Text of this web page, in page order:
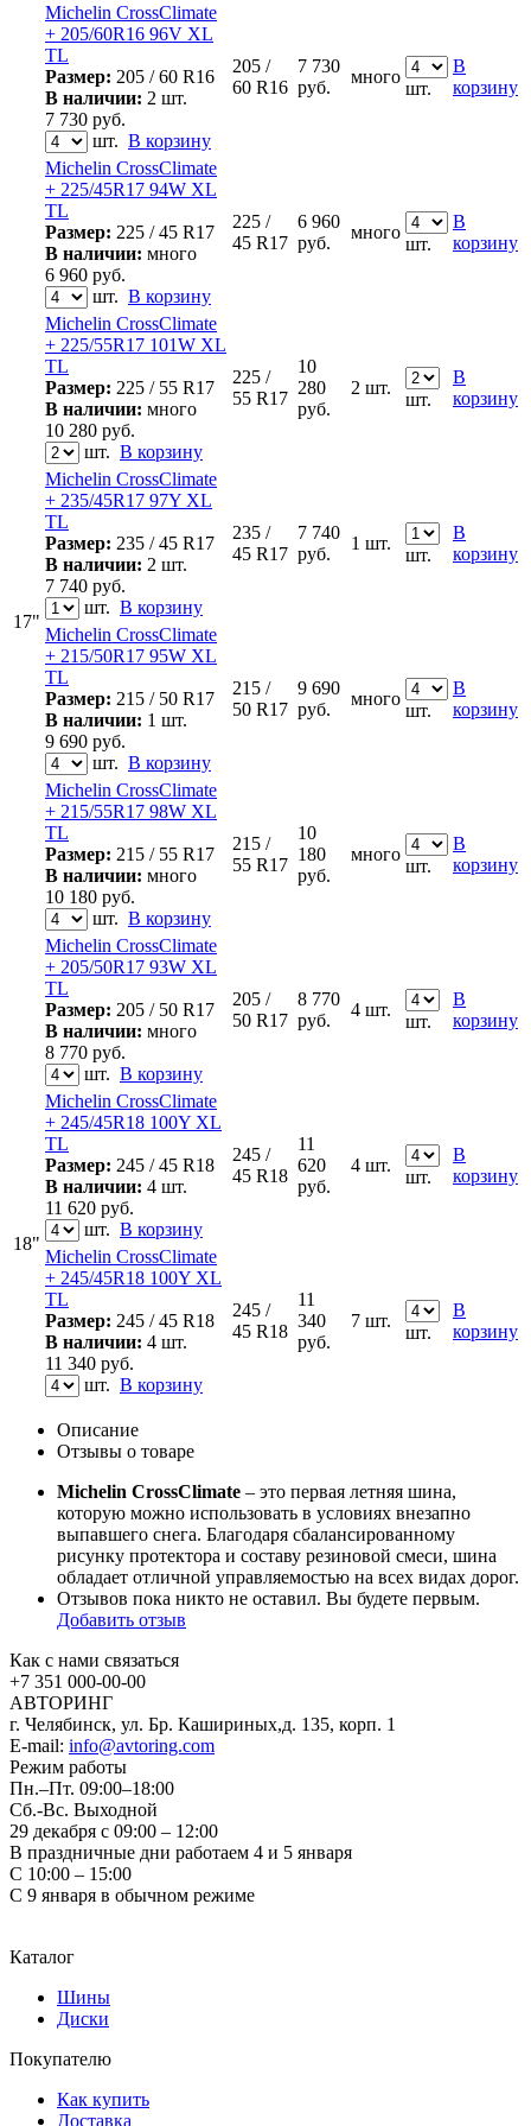
Michelin CrossClimate
+ 205/60R16 96V XL
TL
Размер: 205 / 60 R16
В наличии: 2 шт.
7 730 руб.
шт. В корзину
205 /
60 R16
7 730
руб.
много
шт.
В
корзину
17"
Michelin CrossClimate
+ 225/45R17 94W XL
TL
Размер: 225 / 45 R17
В наличии: много
6 960 руб.
шт. В корзину
225 /
45 R17
6 960
руб.
много
шт.
В
корзину
Michelin CrossClimate
+ 225/55R17 101W XL
TL
Размер: 225 / 55 R17
В наличии: много
10 280 руб.
шт. В корзину
225 /
55 R17
10
280
руб.
2 шт.
шт.
В
корзину
Michelin CrossClimate
+ 235/45R17 97Y XL
TL
Размер: 235 / 45 R17
В наличии: 2 шт.
7 740 руб.
шт. В корзину
235 /
45 R17
7 740
руб.
1 шт.
шт.
В
корзину
Michelin CrossClimate
+ 215/50R17 95W XL
TL
Размер: 215 / 50 R17
В наличии: 1 шт.
9 690 руб.
шт. В корзину
215 /
50 R17
9 690
руб.
много
шт.
В
корзину
Michelin CrossClimate
+ 215/55R17 98W XL
TL
Размер: 215 / 55 R17
В наличии: много
10 180 руб.
шт. В корзину
215 /
55 R17
10
180
руб.
много
шт.
В
корзину
Michelin CrossClimate
+ 205/50R17 93W XL
TL
Размер: 205 / 50 R17
В наличии: много
8 770 руб.
шт. В корзину
205 /
50 R17
8 770
руб.
4 шт.
шт.
В
корзину
18"
Michelin CrossClimate
+ 245/45R18 100Y XL
TL
Размер: 245 / 45 R18
В наличии: 4 шт.
11 620 руб.
шт. В корзину
245 /
45 R18
11
620
руб.
4 шт.
шт.
В
корзину
Michelin CrossClimate
+ 245/45R18 100Y XL
TL
Размер: 245 / 45 R18
В наличии: 4 шт.
11 340 руб.
шт. В корзину
245 /
45 R18
11
340
руб.
7 шт.
шт.
В
корзину
Описание
Отзывы о товаре
Michelin CrossClimate – это первая летняя шина,
которую можно использовать в условиях внезапно
выпавшего снега. Благодаря сбалансированному
рисунку протектора и составу резиновой смеси, шина
обладает отличной управляемостью на всех видах дорог.
Отзывов пока никто не оставил. Вы будете первым.
Добавить отзыв
Как с нами связаться
+7 351 000-00-00
АВТОРИНГ
г. Челябинск, ул. Бр. Кашириных,д. 135, корп. 1
E-mail: info@avtoring.com
Режим работы
Пн.–Пт. 09:00–18:00
Сб.-Вс. Выходной
29 декабря с 09:00 – 12:00
В праздничные дни работаем 4 и 5 января
С 10:00 – 15:00
С 9 января в обычном режиме
Каталог
Шины
Диски
Покупателю
Как купить
Доставка